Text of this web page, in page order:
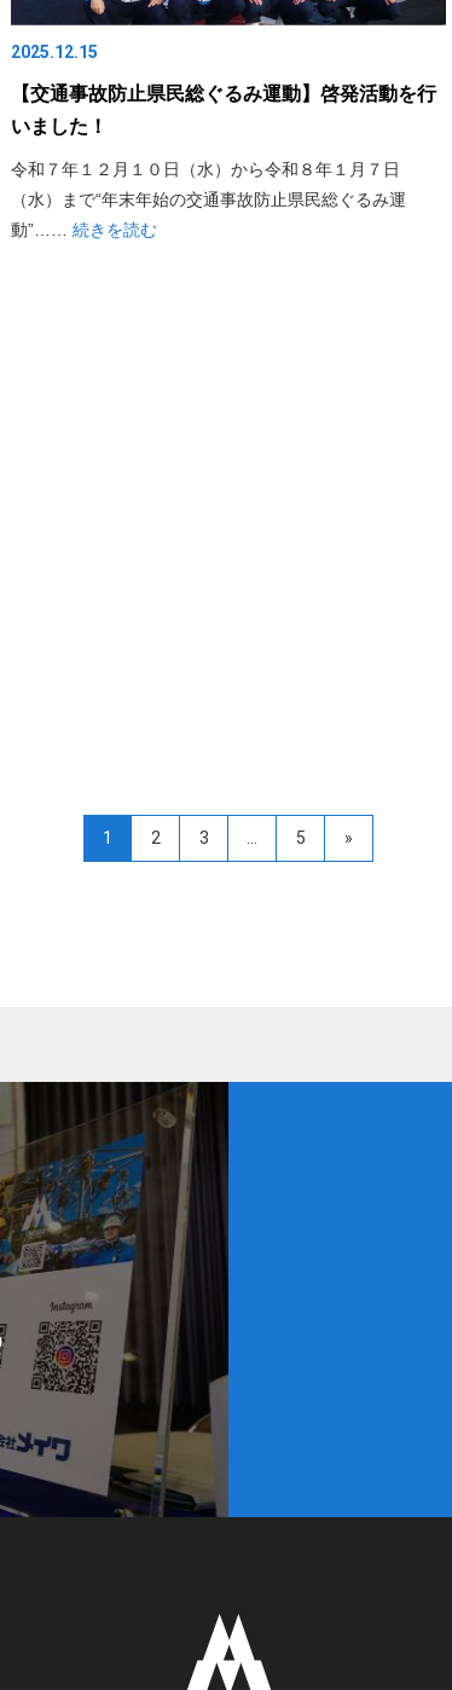
2025.12.15
【交通事故防止県民総ぐるみ運動】啓発活動を行
いました！
令和７年１２月１０日（水）から令和８年１月７日
（水）まで“年末年始の交通事故防止県民総ぐるみ運
動”…… 続きを読む
1 2 3 … 5 »